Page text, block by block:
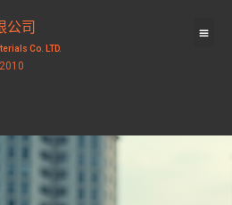
公司
Co. LTD.